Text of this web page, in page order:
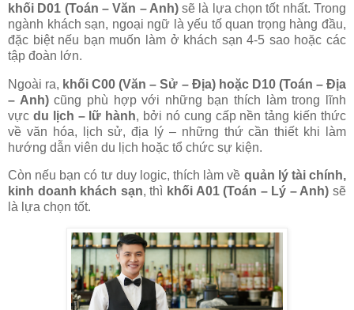
khối D01 (Toán – Văn – Anh)sẽ là lựa chọn tốt nhất. Trong
ngành khách sạn, ngoại ngữ là yếu tố quan trọng hàng đầu,
đặc biệt nếu bạn muốn làm ở khách sạn 4-5 sao hoặc các
tập đoàn lớn.
Ngoài ra, khối C00 (Văn – Sử – Địa) hoặc D10 (Toán – Địa
– Anh)cũng phù hợp với những bạn thích làm trong lĩnh
vực du lịch – lữ hành, bởi nó cung cấp nền tảng kiến thức
về văn hóa, lịch sử, địa lý – những thứ cần thiết khi làm
hướng dẫn viên du lịch hoặc tổ chức sự kiện.
Còn nếu bạn có tư duy logic, thích làm về quản lý tài chính,
kinh doanh khách sạn, thì khối A01 (Toán – Lý – Anh) sẽ
là lựa chọn tốt.